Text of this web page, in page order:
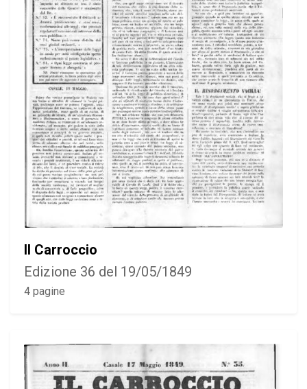
Il Carroccio
Edizione 36 del 19/05/1849
4 pagine